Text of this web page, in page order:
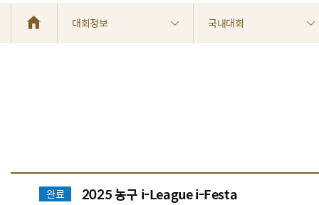
대회정보 국내대회
완료 2025 농구 i-League i-Festa